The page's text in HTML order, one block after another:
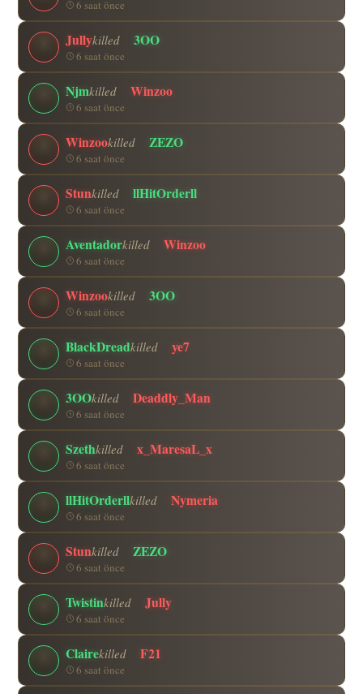
6 saat önce
Jullykilled 3OO
6 saat önce
Njmkilled Winzoo
6 saat önce
Winzookilled ZEZO
6 saat önce
Stunkilled llHitOrderll
6 saat önce
Aventadorkilled Winzoo
6 saat önce
Winzookilled 3OO
6 saat önce
BlackDreadkilled ye7
6 saat önce
3OOkilled Deaddly_Man
6 saat önce
Szethkilled x_MaresaL_x
6 saat önce
llHitOrderllkilled Nymeria
6 saat önce
Stunkilled ZEZO
6 saat önce
Twistinkilled Jully
6 saat önce
Clairekilled F21
6 saat önce